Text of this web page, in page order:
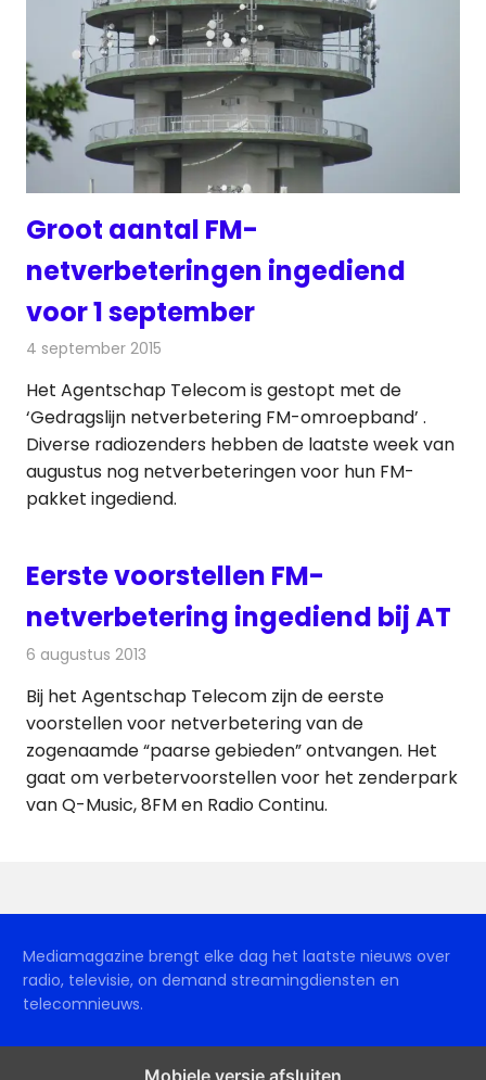
Groot aantal FM-
netverbeteringen ingediend
voor 1 september
4 september 2015
Het Agentschap Telecom is gestopt met de
‘Gedragslijn netverbetering FM-omroepband’ .
Diverse radiozenders hebben de laatste week van
augustus nog netverbeteringen voor hun FM-
pakket ingediend.
Eerste voorstellen FM-
netverbetering ingediend bij AT
6 augustus 2013
Bij het Agentschap Telecom zijn de eerste
voorstellen voor netverbetering van de
zogenaamde “paarse gebieden” ontvangen. Het
gaat om verbetervoorstellen voor het zenderpark
van Q-Music, 8FM en Radio Continu.
Mediamagazine brengt elke dag het laatste nieuws over
radio, televisie, on demand streamingdiensten en
telecomnieuws.
Mobiele versie afsluiten